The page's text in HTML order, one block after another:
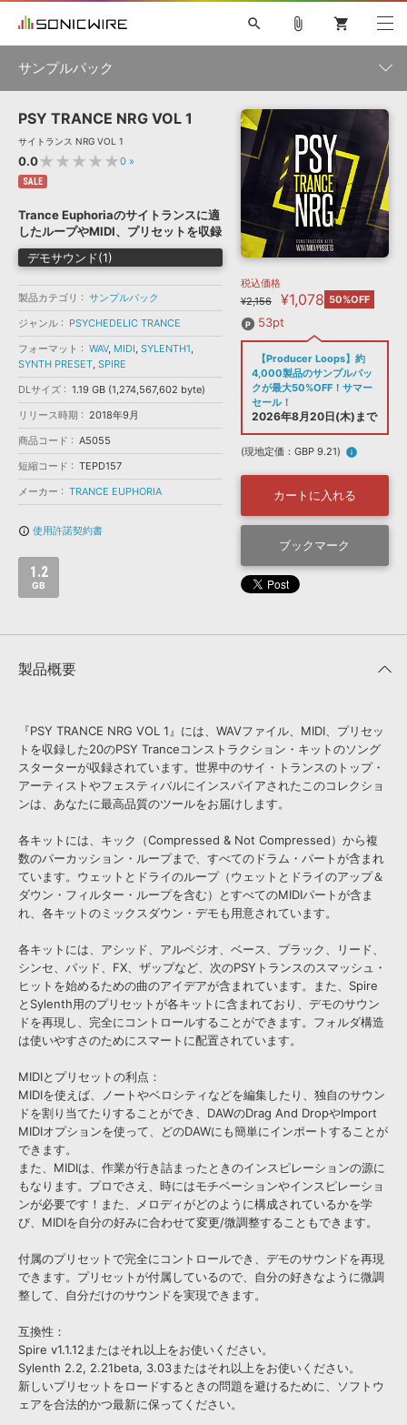
ソフト音源 »
プラグイン・エフェクト »
サンプルパック »
ソフトウェア／ツール »
DAW »
効果音 »
BGM »
特集 »
ニュースレター »
SONICWIREブログ »
製品サポート情報 »
DTMガイド »
FAQ »
お問い合わせ »
音楽カード
楽曲配信流通サービス
無償のサウンド管理ソフト
次世代型 ボーカル・エディタ
映像のBGM・セリフを音声分離
SLS
search
初音ミク NT 鏡音リン・レン V4X 巡音ルカ V4X
KAITO V3
VOCALOID TOONTRACK
SPITFIRE AUDIO
VIENNA
EZ DRUMMER 3
ライセンスフリーBGM
ボーカル抜き出し
DUBSTEP
ELECTRONICA
EDM TRANCE MUTANT
ROUTER.FM
SONOCA
ソフト音源 プラグイン・エフェクト
ソフトウェア／ツール 効果音
attach_file shopping_cart
サンプルパック
製品一覧
メーカー
フォーマット
ランキング
PSY TRANCE NRG VOL 1
サイトランス NRG VOL 1
0.0★★★★★0 »
SALE
Trance Euphoriaのサイトランスに適
したループやMIDI、プリセットを収録
デモサウンド(1)
製品カテゴリ
サンプルパック
ジャンル
PSYCHEDELIC TRANCE
フォーマット
WAV, MIDI, SYLENTH1,
SYNTH PRESET, SPIRE
DLサイズ
1.19 GB (1,274,567,602 byte)
リリース時期
2018年9月
商品コード
A5055
短縮コード
TEPD157
メーカー
TRANCE EUPHORIA
info_outline 使用許諾契約書
1.2
GB
税込価格
¥2,156
¥1,078 50%OFF
53pt
【Producer Loops】約
4,000製品のサンプルパッ
クが最大50%OFF！サマー
セール！
2026年8月20日(木)まで
(現地定価：GBP 9.21) info
カートに入れる
ブックマーク
製品概要
『PSY TRANCE NRG VOL 1』には、WAVファイル、MIDI、プリセッ
トを収録した20のPSY Tranceコンストラクション・キットのソング
スターターが収録されています。世界中のサイ・トランスのトップ・
アーティストやフェスティバルにインスパイアされたこのコレクショ
ンは、あなたに最高品質のツールをお届けします。
各キットには、キック（Compressed & Not Compressed）から複
数のパーカッション・ループまで、すべてのドラム・パートが含まれ
ています。ウェットとドライのループ（ウェットとドライのアップ＆
ダウン・フィルター・ループを含む）とすべてのMIDIパートが含ま
れ、各キットのミックスダウン・デモも用意されています。
各キットには、アシッド、アルペジオ、ベース、プラック、リード、
シンセ、パッド、FX、ザップなど、次のPSYトランスのスマッシュ・
ヒットを始めるための曲のアイデアが含まれています。また、Spire
とSylenth用のプリセットが各キットに含まれており、デモのサウン
ドを再現し、完全にコントロールすることができます。フォルダ構造
は使いやすさのためにスマートに配置されています。
MIDIとプリセットの利点：
MIDIを使えば、ノートやベロシティなどを編集したり、独自のサウン
ドを割り当てたりすることができ、DAWのDrag And DropやImport
MIDIオプションを使って、どのDAWにも簡単にインポートすることが
できます。
また、MIDIは、作業が行き詰まったときのインスピレーションの源に
もなります。プロでさえ、時にはモチベーションやインスピレーショ
ンが必要です！また、メロディがどのように構成されているかを学
び、MIDIを自分の好みに合わせて変更/微調整することもできます。
付属のプリセットで完全にコントロールでき、デモのサウンドを再現
できます。プリセットが付属しているので、自分の好きなように微調
整して、自分だけのサウンドを実現できます。
互換性：
Spire v1.1.12またはそれ以上をお使いください。
Sylenth 2.2, 2.21beta, 3.03またはそれ以上をお使いください。
新しいプリセットをロードするときの問題を避けるために、ソフトウ
ェアを合法的かつ最新に保ってください。